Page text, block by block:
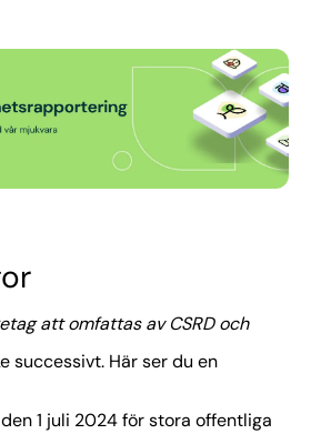
att omfattas av CSRD och
successivt. Här ser du en
1 juli 2024 för stora offentliga